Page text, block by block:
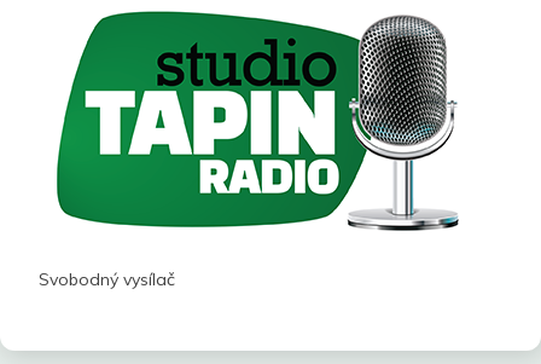
Svobodný vysílač